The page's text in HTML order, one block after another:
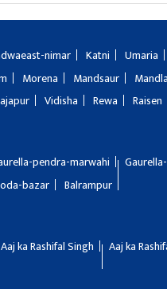
nimar Katni
Umaria
Morena Mandsaur
Mandla
Vidisha Rewa
Raisen
pendra-marwahi
Gaurella-
bazar
Balrampur
Aaj ka Rashifal Singh
Aaj ka